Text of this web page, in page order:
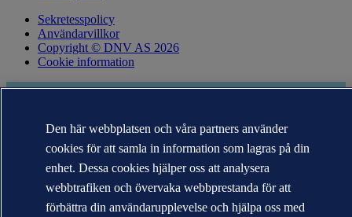
Sekretesspolicy
Användarvillkor
Copyright © DNV AS 2026
Cookie information
Den här webbplatsen och våra partners använder
cookies för att samla in information som lagras på din
enhet. Dessa cookies hjälper oss att analysera
webbtrafiken och övervaka webbprestanda för att
förbättra din användarupplevelse och hjälpa oss med